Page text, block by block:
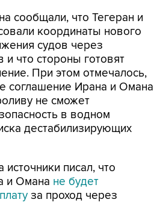
сообщали, что Тегеран и
координаты нового
судов через
что стороны готовят
При этом отмечалось,
соглашение Ирана и Омана
не сможет
в водном
дестабилизирующих
источники писал, что
и Омана не будет
за проход через